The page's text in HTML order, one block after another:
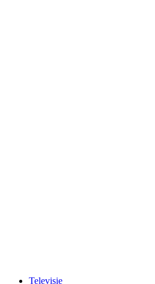
Televisie